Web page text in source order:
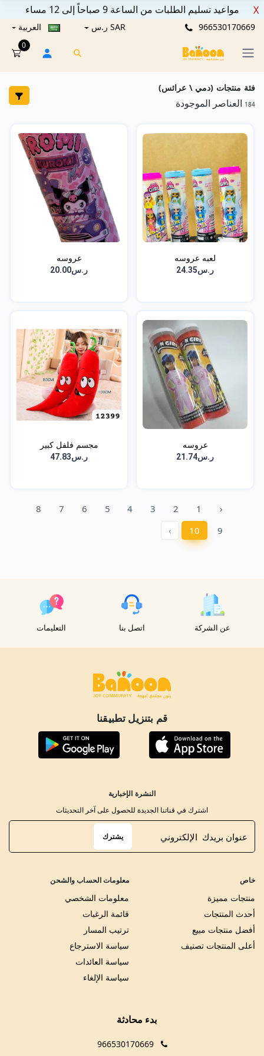
مواعيد تسليم الطلبات من الساعة 9 صباحاً إلى 12 مساء X
966530170669 SAR ر.س العربية
0
فئة منتجات (دمي \ عرائس)
184 العناصر الموجودة
لعبه عروسه
ر.س24.35
عروسه
ر.س20.00
عروسه
ر.س21.74
مجسم فلفل كبير
ر.س47.83
‹
1
2
3
4
5
6
7
8
9
10
›
عن الشركة اتصل بنا التعليمات
قم بتنزيل تطبيقنا
خاص
منتجات مميزة
أحدث المنتجات
أفضل منتجات مبيع
أعلى المنتجات تصنيف
معلومات الحساب والشحن
معلومات الشخصي
قائمة الرغبات
ترتيب المسار
سياسة الاسترجاع
سياسة العائدات
سياسة الإلغاء
النشرة الإخبارية
اشترك في قناتنا الجديدة للحصول على آخر التحديثات
يشترك
بدء محادثة
966530170669